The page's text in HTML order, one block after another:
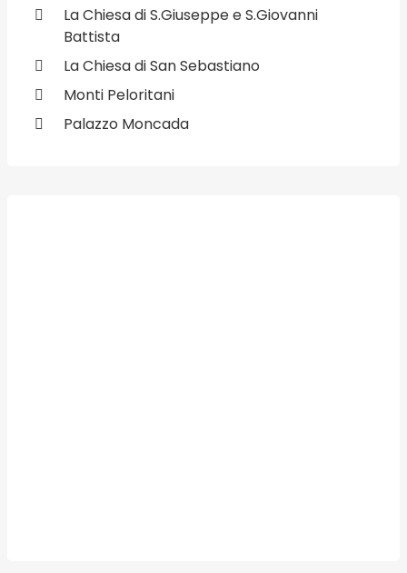
La Chiesa di S.Giuseppe e S.Giovanni
Battista
La Chiesa di San Sebastiano
Monti Peloritani
Palazzo Moncada